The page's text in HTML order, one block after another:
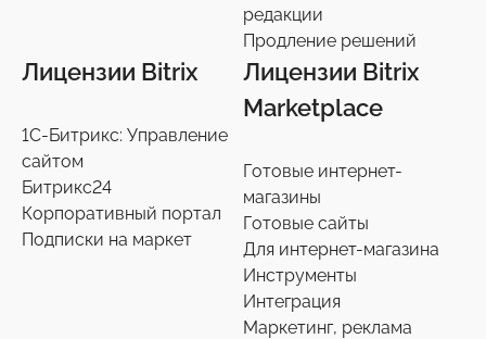
редакции
Продление решений
Лицензии Bitrix
1С-Битрикс: Управление
сайтом
Битрикс24
Корпоративный портал
Подписки на маркет
Лицензии Bitrix
Marketplace
Готовые интернет-
магазины
Готовые сайты
Для интернет-магазина
Инструменты
Интеграция
Маркетинг, реклама